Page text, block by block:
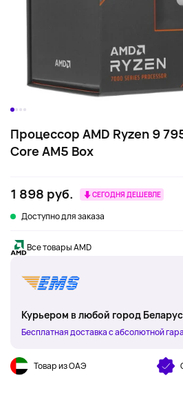
Процессор AMD Ryzen 9
Core AM5 Box
1 898 руб. СЕГОДНЯ ДЕШЕВЛЕ
Доступно для заказа
Все товары AMD
Курьером в любой город
Бесплатная доставка с абсолютной
Товар из ОАЭ